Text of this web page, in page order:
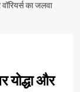
का जलवा
और